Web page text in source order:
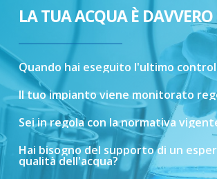
LA TUA ACQUA È DAVVERO
Quando hai eseguito l'ultimo
Il tuoimpianto viene monitorato
Seiinregola con lanormativa
Hai bisognodel supportodi un
qualitàdell'acqua?